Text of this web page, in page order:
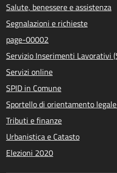
Salute, benessere e assistenza
Segnalazioni e richieste
page-00002
Servizio Inserimenti Lavorativi
Servizi online
SPID in Comune
Sportello di orientamento
Tributi e finanze
Urbanistica e Catasto
Elezioni 2020